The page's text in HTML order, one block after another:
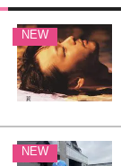
NEW
NEW